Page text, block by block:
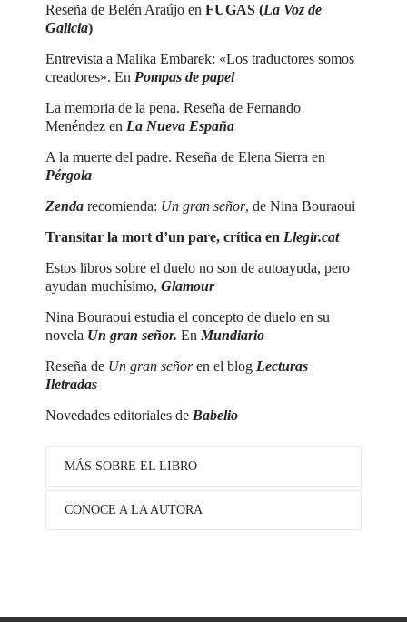
Reseña de Belén Araújo en FUGAS (La Voz de
Galicia)
Entrevista a Malika Embarek: «Los traductores somos
creadores». En Pompas de papel
La memoria de la pena. Reseña de Fernando
Menéndez en La Nueva España
A la muerte del padre. Reseña de Elena Sierra en
Pérgola
Zenda recomienda: Un gran señor, de Nina Bouraoui
Transitar la mort d’un pare, crítica en Llegir.cat
Estos libros sobre el duelo no son de autoayuda, pero
ayudan muchísimo, Glamour
Nina Bouraoui estudia el concepto de duelo en su
novela Un gran señor. En Mundiario
Reseña de Un gran señoren el blog Lecturas
Iletradas
Novedades editoriales de Babelio
MÁS SOBRE EL LIBRO
CONOCE A LA AUTORA